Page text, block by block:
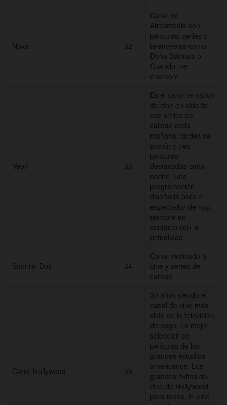
Nova 32
Canal de
Atresmedia con
películas, series y
telenovelas como
Doña Bárbara o
Cuando me
enamoro
Veo7 33
Es el canal temático
de cine en abierto,
con series de
calidad cada
mañana, tardes de
acción y tres
películas
destacadas cada
noche. Una
programación
diseñada para el
espectador de hoy,
siempre en
contacto con la
actualidad
Squirrel Dos 34
Canal dedicado a
cine y series de
calidad
Canal Hollywood 35
30 años siendo el
canal de cine más
visto de la televisión
de pago. La mejor
selección de
películas de los
grandes estudios
americanos. Los
grandes éxitos del
cine de Hollywood,
para todos. El cine